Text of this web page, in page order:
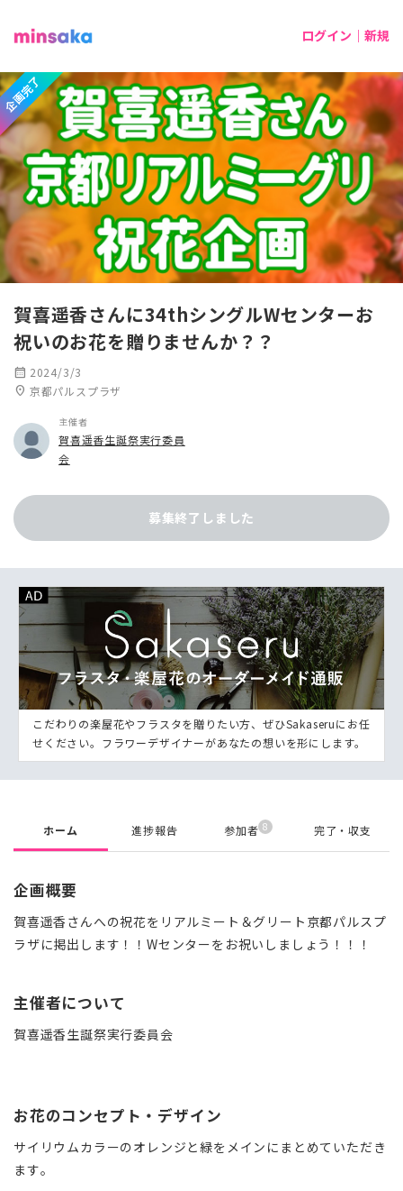
ログイン｜新規
企画完了
賀喜遥香さんに34thシングルWセンターお
祝いのお花を贈りませんか？？
calendar_month 2024/3/3
location_on 京都パルスプラザ
主催者
賀喜遥香生誕祭実行委員
会
募集終了しました
こだわりの楽屋花やフラスタを贈りたい方、ぜひSakaseruにお任
せください。フラワーデザイナーがあなたの想いを形にします。
ホーム 進捗報告 参加者 8 完了・収支
企画概要
賀喜遥香さんへの祝花をリアルミート＆グリート京都パルスプ
ラザに掲出します！！Wセンターをお祝いしましょう！！！
主催者について
賀喜遥香生誕祭実行委員会
お花のコンセプト・デザイン
サイリウムカラーのオレンジと緑をメインにまとめていただき
ます。